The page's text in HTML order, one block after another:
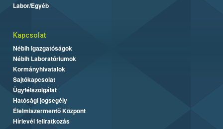
Labor/Egyéb
Kapcsolat
Nébih Igazgatóságok
Nébih Laboratóriumok
Kormányhivatalok
Sajtókapcsolat
Ügyfélszolgálat
Hatósági jogsegély
Élelmiszermentő Központ
Hírlevél feliratkozás